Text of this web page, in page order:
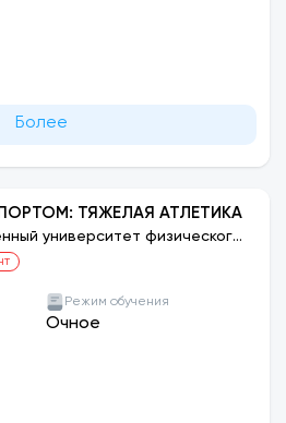
Более
ТЯЖЕЛАЯ АТЛЕТИКА
университет физического
спорта Узбекистана
Режим обучения
Очное